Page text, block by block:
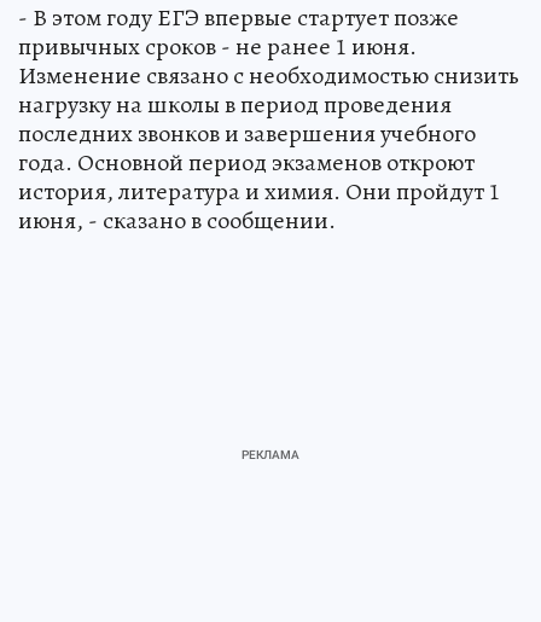
- В этом году ЕГЭ впервые стартует позже
привычных сроков - не ранее 1 июня.
Изменение связано с необходимостью снизить
нагрузку на школы в период проведения
последних звонков и завершения учебного
года. Основной период экзаменов откроют
история, литература и химия. Они пройдут 1
июня, - сказано в сообщении.